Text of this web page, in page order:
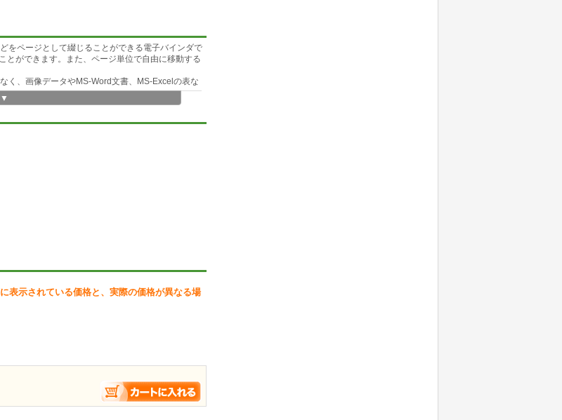
をページとして綴じることができる電子バインダで
とができます。また、ページ単位で自由に移動する
く、画像データやMS-Word文書、MS-Excelの表な
ベースに保管されます。このためODBCをサポート
では標準で入っているものを利用できます)。
表示されている価格と、実際の価格が異なる場